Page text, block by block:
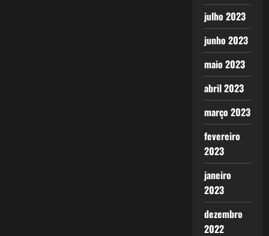
julho 2023
junho 2023
maio 2023
abril 2023
março 2023
fevereiro
2023
janeiro
2023
dezembro
2022